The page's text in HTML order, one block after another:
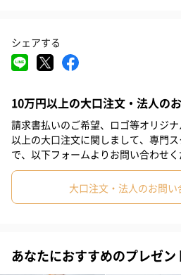
スティックラスク
低温でじっくり焼き上げた細長いサク
トをたっぷりコーティングしていま
つ1つ丁寧にお花やフルーツで彩り豊
た。小さいけれど“可愛い”がぎゅっ
■ピンク
#父の日
#サプライズ
#ホワイトデー #敬老の日 #入学祝
#引っ越し祝い #自分へのご褒美 #
#妹 #息子 #娘 #姪
#義父 #義母 #取引
#男性 #女性 #夫 #妻 #父親
シェアする
10万円以上の大口注文・法人の
請求書払いのご希望、ロゴ等オリジ
以上の大口注文に関しまして、専門
で、以下フォームよりお問い合わせく
大口注文・法人のお問い
あなたにおすすめのプレゼン